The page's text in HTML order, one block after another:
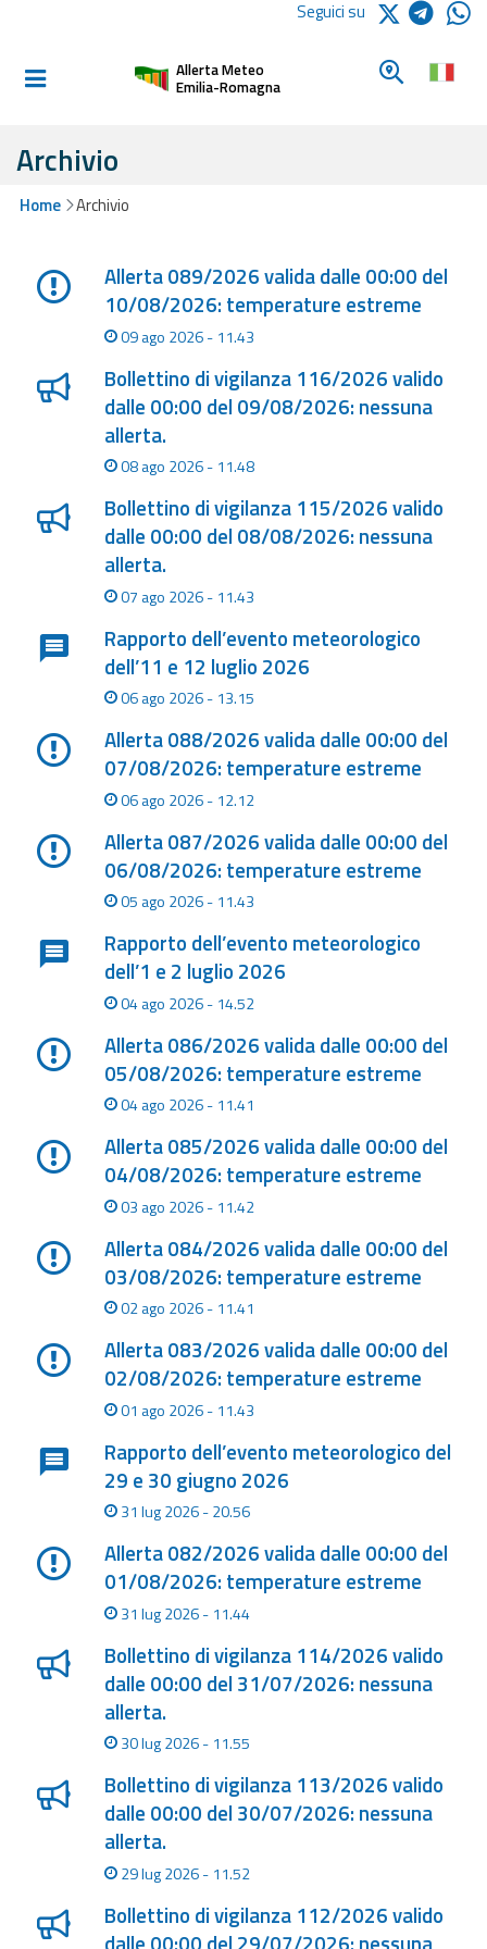
Informati e
Allerte E
Allerte e
Bollettini
Allerte e
Bollettini
Valanghe
Monitoraggio
eventi
Previsioni e dati
Previsioni meteo e
marine
Dati osservati
Radar meteo
Strumenti
Operativi
Report
Aggiornamenti
Informazioni
Domande
frequenti
sviluppatori
Meteo
Emilia-
Romagna
Seguici su
Allerta Meteo
Emilia-Romagna
Cerca un
Archivio
Home Archivio
Allerta 089/2026 valida dalle 00:00 del
10/08/2026: temperature estreme
09 ago 2026 - 11.43
Bollettino di vigilanza 116/2026 valido
dalle 00:00 del 09/08/2026: nessuna
allerta.
08 ago 2026 - 11.48
Bollettino di vigilanza 115/2026 valido
dalle 00:00 del 08/08/2026: nessuna
allerta.
07 ago 2026 - 11.43
Rapporto dell’evento meteorologico
dell’11 e 12 luglio 2026
06 ago 2026 - 13.15
Allerta 088/2026 valida dalle 00:00 del
07/08/2026: temperature estreme
06 ago 2026 - 12.12
Allerta 087/2026 valida dalle 00:00 del
06/08/2026: temperature estreme
05 ago 2026 - 11.43
Rapporto dell’evento meteorologico
dell’1 e 2 luglio 2026
04 ago 2026 - 14.52
Allerta 086/2026 valida dalle 00:00 del
05/08/2026: temperature estreme
04 ago 2026 - 11.41
Allerta 085/2026 valida dalle 00:00 del
04/08/2026: temperature estreme
03 ago 2026 - 11.42
Allerta 084/2026 valida dalle 00:00 del
03/08/2026: temperature estreme
02 ago 2026 - 11.41
Allerta 083/2026 valida dalle 00:00 del
02/08/2026: temperature estreme
01 ago 2026 - 11.43
Rapporto dell’evento meteorologico del
29 e 30 giugno 2026
31 lug 2026 - 20.56
Allerta 082/2026 valida dalle 00:00 del
01/08/2026: temperature estreme
31 lug 2026 - 11.44
Bollettino di vigilanza 114/2026 valido
dalle 00:00 del 31/07/2026: nessuna
allerta.
30 lug 2026 - 11.55
Bollettino di vigilanza 113/2026 valido
dalle 00:00 del 30/07/2026: nessuna
allerta.
29 lug 2026 - 11.52
Bollettino di vigilanza 112/2026 valido